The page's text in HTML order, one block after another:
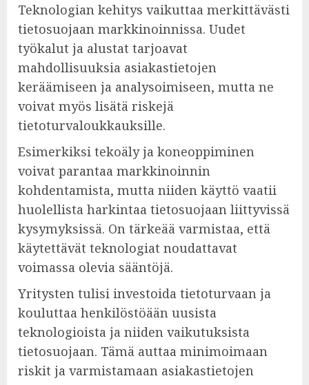
Teknologian kehitys vaikuttaa merkittävästi
tietosuojaan markkinoinnissa. Uudet
työkalut ja alustat tarjoavat
mahdollisuuksia asiakastietojen
keräämiseen ja analysoimiseen, mutta ne
voivat myös lisätä riskejä
tietoturvaloukkauksille.
Esimerkiksi tekoäly ja koneoppiminen
voivat parantaa markkinoinnin
kohdentamista, mutta niiden käyttö vaatii
huolellista harkintaa tietosuojaan liittyvissä
kysymyksissä. On tärkeää varmistaa, että
käytettävät teknologiat noudattavat
voimassa olevia sääntöjä.
Yritysten tulisi investoida tietoturvaan ja
kouluttaa henkilöstöään uusista
teknologioista ja niiden vaikutuksista
tietosuojaan. Tämä auttaa minimoimaan
riskit ja varmistamaan asiakastietojen